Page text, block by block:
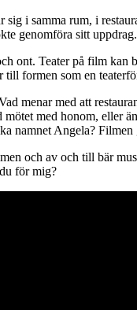
sig i samma rum, i
genomföra sitt
ont. Teater på film
formen som en
menar med att
med honom, eller
namnet Angela?
och av och till bär
för mig?